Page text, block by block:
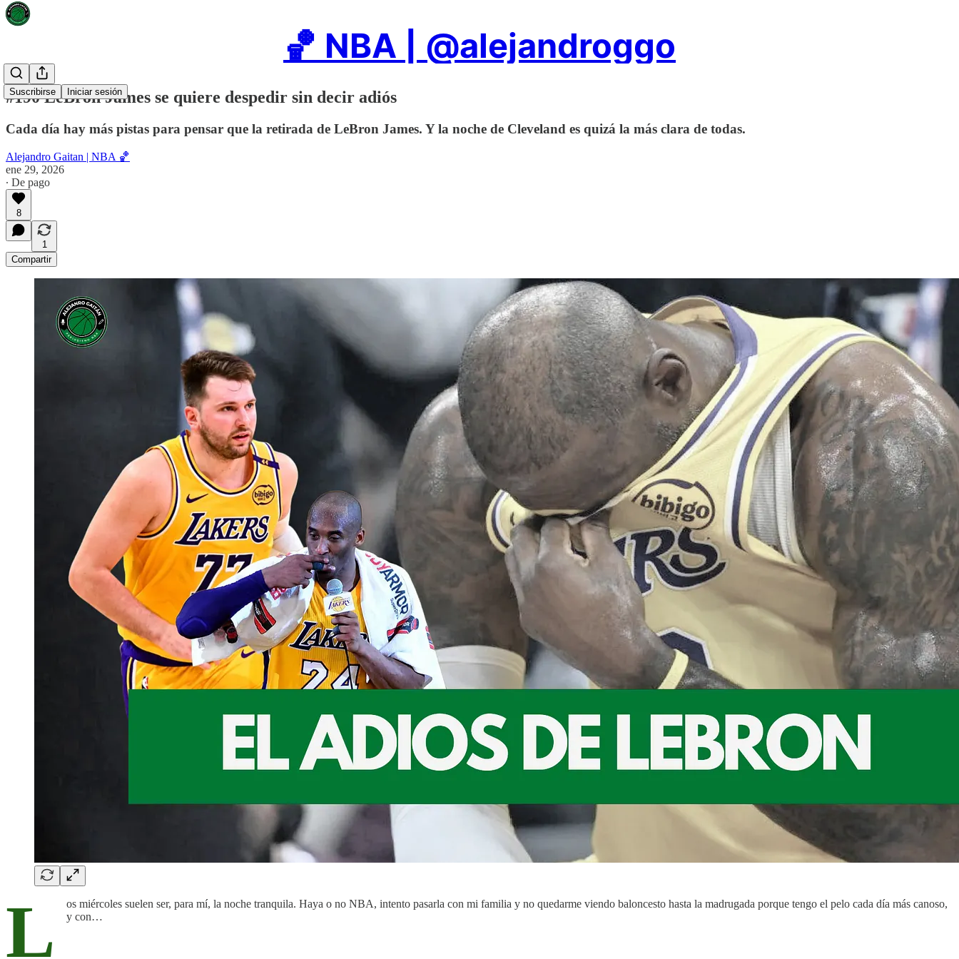
🏀 NBA | @alejandroggo
Suscribirse Iniciar sesión
#190 LeBron James se quiere despedir sin decir adiós
Cada día hay más pistas para pensar que la retirada de LeBron James. Y la noche de Cleveland es quizá la más clara de todas.
Alejandro Gaitan | NBA 🏀
ene 29, 2026
∙ De pago
8
1
Compartir
L
os miércoles suelen ser, para mí, la noche tranquila. Haya o no NBA, intento pasarla con mi familia y no quedarme viendo baloncesto hasta la madrugada porque tengo el pelo cada día más canoso,
y con…